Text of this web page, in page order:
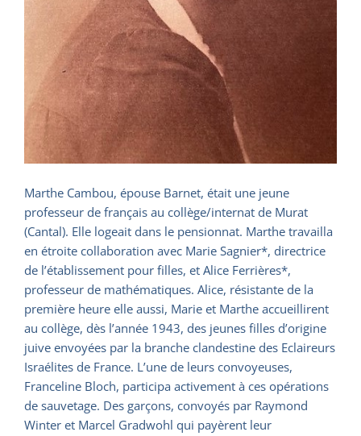
Marthe Cambou, épouse Barnet, était une jeune
professeur de français au collège/internat de Murat
(Cantal). Elle logeait dans le pensionnat. Marthe travailla
en étroite collaboration avec Marie Sagnier*, directrice
de l’établissement pour filles, et Alice Ferrières*,
professeur de mathématiques. Alice, résistante de la
première heure elle aussi, Marie et Marthe accueillirent
au collège, dès l’année 1943, des jeunes filles d’origine
juive envoyées par la branche clandestine des Eclaireurs
Israélites de France. L’une de leurs convoyeuses,
Franceline Bloch, participa activement à ces opérations
de sauvetage. Des garçons, convoyés par Raymond
Winter et Marcel Gradwohl qui payèrent leur